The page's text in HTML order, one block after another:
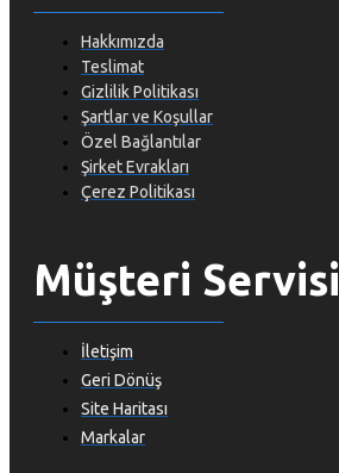
Hakkımızda
Teslimat
Gizlilik Politikası
Şartlar ve Koşullar
Özel Bağlantılar
Şirket Evrakları
Çerez Politikası
Müşteri Servisi
İletişim
Geri Dönüş
Site Haritası
Markalar